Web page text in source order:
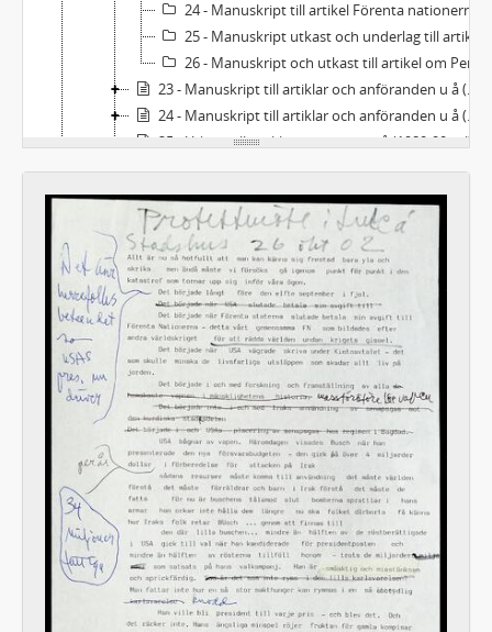
24 - Manuskript till artikel Förenta nationerna är i nöd
25 - Manuskript utkast och underlag till artikel Stringtrosan
26 - Manuskript och utkast till artikel om Per Ahlmark
23 - Manuskript till artiklar och anföranden u å (1980-2000-tal)
24 - Manuskript till artiklar och anföranden u å (1980-90-tal)
25 - Utkast till artiklar och texter u å (1980-90-tal)
26 - Utkast till artiklar, texter och anföranden u å (1980-tal)
27 - Utkast till artiklar, texter och anföranden u å (1980-tal)
28 - Utkast till artiklar, texter och anföranden u å (1980-tal)
29 - Utkast till artiklar, texter och anföranden u å (1980-90-tal)
30 - Utkast till artiklar, texter och anföranden u å (1980-90-tal)
31 - Utkast till artiklar och texter 1998, u å
C - Korrespondens
D - Handlingar rörande arkivbildarens verksamhet
E - Samlingar
F - Övrigt
Bilaga